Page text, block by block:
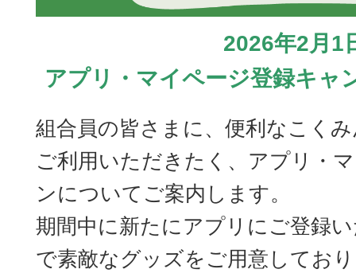
2026年2月1
アプリ・マイページ登録キャ
組合員の皆さまに、便利なこく
ご利用いただきたく、アプリ・
ンについてご案内します。
期間中に新たにアプリにご登録
で素敵なグッズをご用意してお